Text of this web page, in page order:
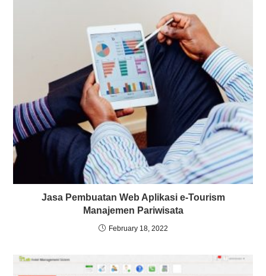
Jasa Pembuatan Web Aplikasi e-Tourism
Manajemen Pariwisata
February 18, 2022